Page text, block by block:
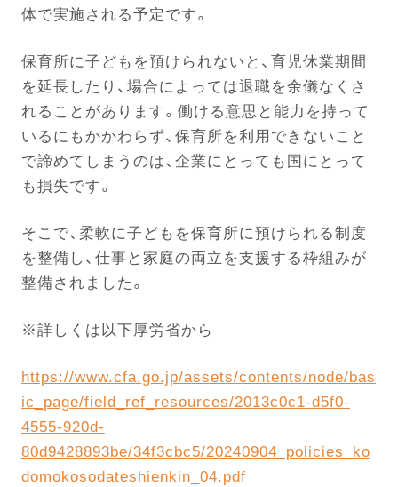
体で実施される予定です。
保育所に子どもを預けられないと、育児休業期間
を延長したり、場合によっては退職を余儀なくさ
れることがあります。働ける意思と能力を持って
いるにもかかわらず、保育所を利用できないこと
で諦めてしまうのは、企業にとっても国にとって
も損失です。
そこで、柔軟に子どもを保育所に預けられる制度
を整備し、仕事と家庭の両立を支援する枠組みが
整備されました。
※詳しくは以下厚労省から
https://www.cfa.go.jp/assets/contents/node/bas
ic_page/field_ref_resources/2013c0c1-d5f0-
4555-920d-
80d9428893be/34f3cbc5/20240904_policies_ko
domokosodateshienkin_04.pdf